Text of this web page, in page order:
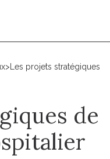
> Les projets stratégiques
de